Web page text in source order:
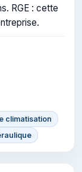
RGE : cette
climatisation